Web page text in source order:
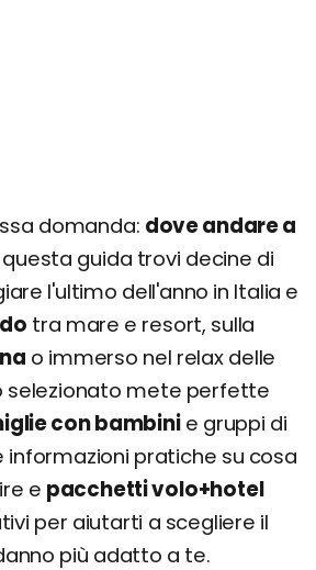
domanda: dove andare a
questa guida trovi decine di
l'ultimo dell'anno in Italia e
tra mare e resort, sulla
o immerso nel relax delle
selezionato mete perfette
con bambinie gruppi di
informazioni pratiche su cosa
e pacchetti volo+hotel
per aiutarti a scegliere il
più adatto a te.